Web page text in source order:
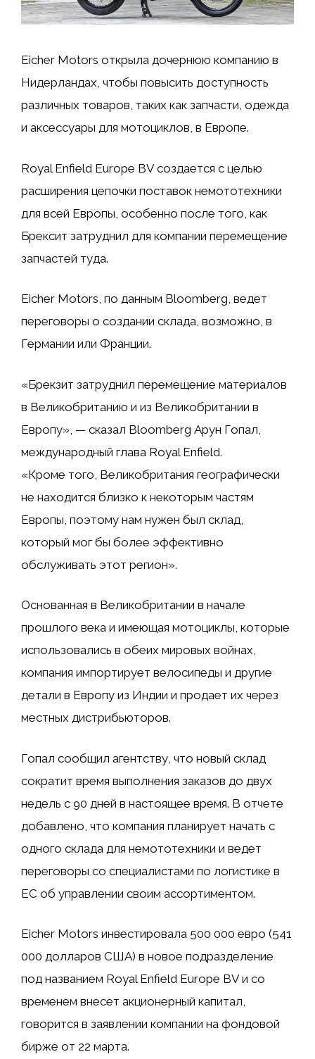
Eicher Motors открыла дочернюю компанию в
Нидерландах, чтобы повысить доступность
различных товаров, таких как запчасти, одежда
и аксессуары для мотоциклов, в Европе.
Royal Enfield Europe BV создается с целью
расширения цепочки поставок немототехники
для всей Европы, особенно после того, как
Брексит затруднил для компании перемещение
запчастей туда.
Eicher Motors, по данным Bloomberg, ведет
переговоры о создании склада, возможно, в
Германии или Франции.
«Брекзит затруднил перемещение материалов
в Великобританию и из Великобритании в
Европу», — сказал Bloomberg Арун Гопал,
международный глава Royal Enfield.
«Кроме того, Великобритания географически
не находится близко к некоторым частям
Европы, поэтому нам нужен был склад,
который мог бы более эффективно
обслуживать этот регион».
Основанная в Великобритании в начале
прошлого века и имеющая мотоциклы, которые
использовались в обеих мировых войнах,
компания импортирует велосипеды и другие
детали в Европу из Индии и продает их через
местных дистрибьюторов.
Гопал сообщил агентству, что новый склад
сократит время выполнения заказов до двух
недель с 90 дней в настоящее время. В отчете
добавлено, что компания планирует начать с
одного склада для немототехники и ведет
переговоры со специалистами по логистике в
ЕС об управлении своим ассортиментом.
Eicher Motors инвестировала 500 000 евро (541
000 долларов США) в новое подразделение
под названием Royal Enfield Europe BV и со
временем внесет акционерный капитал,
говорится в заявлении компании на фондовой
бирже от 22 марта.